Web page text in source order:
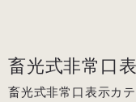
畜光式非常口
畜光式非常口表示カ